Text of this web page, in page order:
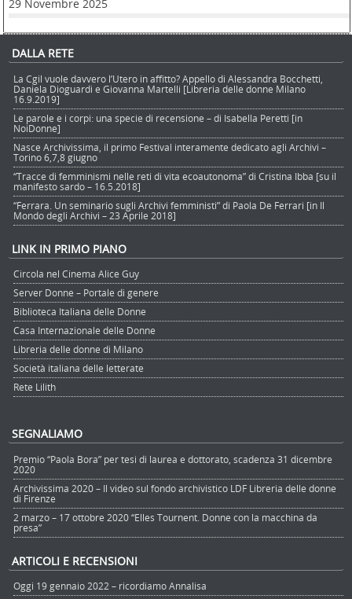
29 Novembre 2025
DALLA RETE
La Cgil vuole davvero l’Utero in affitto? Appello di Alessandra Bocchetti,
Daniela Dioguardi e Giovanna Martelli [Libreria delle donne Milano
16.9.2019]
Le parole e i corpi: una specie di recensione – di Isabella Peretti [in
NoiDonne]
Nasce Archivissima, il primo Festival interamente dedicato agli Archivi –
Torino 6,7,8 giugno
“Tracce di femminismi nelle reti di vita ecoautonoma” di Cristina Ibba [su il
manifesto sardo – 16.5.2018]
“Ferrara. Un seminario sugli Archivi femministi” di Paola De Ferrari [in Il
Mondo degli Archivi – 23 Aprile 2018]
LINK IN PRIMO PIANO
Circola nel Cinema Alice Guy
Server Donne – Portale di genere
Biblioteca Italiana delle Donne
Casa Internazionale delle Donne
Libreria delle donne di Milano
Società italiana delle letterate
Rete Lilith
SEGNALIAMO
Premio “Paola Bora” per tesi di laurea e dottorato, scadenza 31 dicembre
2020
Archivissima 2020 – Il video sul fondo archivistico LDF Libreria delle donne
di Firenze
2 marzo – 17 ottobre 2020 “Elles Tournent. Donne con la macchina da
presa”
ARTICOLI E RECENSIONI
Oggi 19 gennaio 2022 – ricordiamo Annalisa